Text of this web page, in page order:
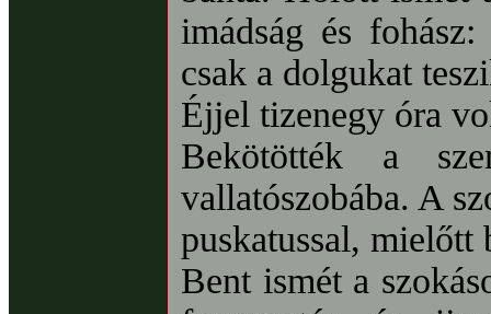
imádság és
csak a dolgukat
Éjjel tizenegy óra
Bekötötték a
vallatószobába. A
puskatussal, mielőtt
Bent ismét a